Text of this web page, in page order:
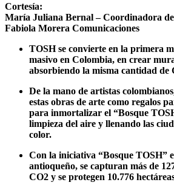
Cortesía:
María Juliana Bernal – Coordinadora
Fabiola Morera Comunicaciones
TOSH se convierte en la primera
masivo en Colombia, en crear
absorbiendo la misma cantidad de
De la mano de artistas
estas obras de arte como regalos
para inmortalizar el “Bosque
limpieza del aire y llenando las
color.
Con la iniciativa “Bosque TOSH”
antioqueño, se capturan más de
CO2 y se protegen 10.776